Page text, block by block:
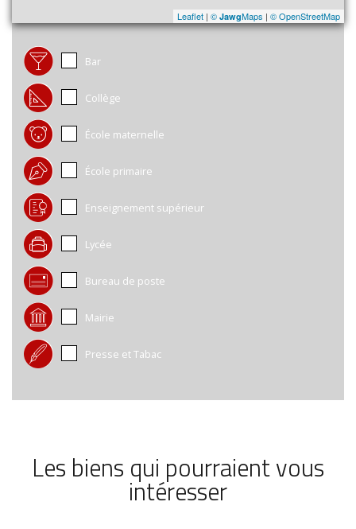
Leaflet | © JawgMaps | © OpenStreetMap
Bar
Collège
École maternelle
École primaire
Enseignement supérieur
Lycée
Bureau de poste
Mairie
Presse et Tabac
Les biens qui pourraient vous
intéresser